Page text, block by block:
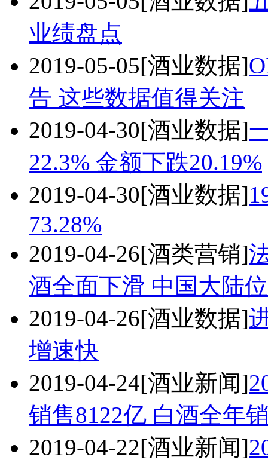
业绩盘点
2019-05-05[酒业数据]
告 这些数据值得关注
2019-04-30[酒业数据]
22.3% 金额下跌20.19%
2019-04-30[酒业数据]
73.28%
2019-04-26[酒类营销]
酒全面下滑 中国大陆位
2019-04-26[酒业数据]
增速快
2019-04-24[酒业新闻]
销售8122亿 白酒全年
2019-04-22[酒业新闻]